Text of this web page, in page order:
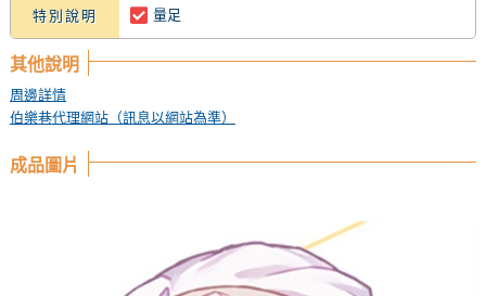
特別說明 量足
其他說明
周邊詳情
伯樂巷代理網站（訊息以網站為準）
成品圖片